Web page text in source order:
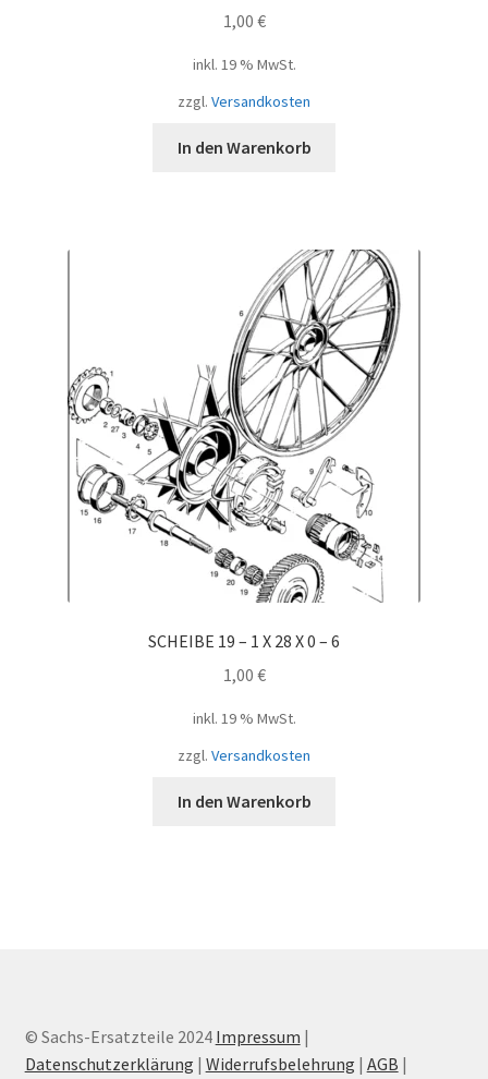
1,00 €
inkl. 19 % MwSt.
zzgl. Versandkosten
In den Warenkorb
SCHEIBE 19 – 1 X 28 X 0 – 6
1,00 €
inkl. 19 % MwSt.
zzgl. Versandkosten
In den Warenkorb
© Sachs-Ersatzteile 2024 Impressum |
Datenschutzerklärung | Widerrufsbelehrung | AGB |